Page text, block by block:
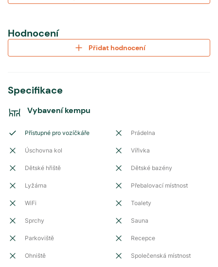
Hodnocení
Přidat hodnocení
Specifikace
Vybavení kempu
Přístupné pro vozíčkáře Prádelna
Úschovna kol Vířivka
Dětské hřiště Dětské bazény
Lyžárna Přebalovací místnost
WiFi Toalety
Sprchy Sauna
Parkoviště Recepce
Ohniště Společenská místnost